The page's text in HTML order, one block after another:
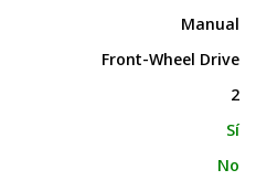
Manual
Front-Wheel Drive
2
Sí
No